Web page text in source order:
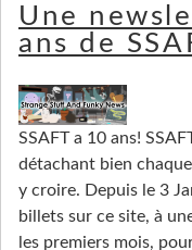
Une
ans de
SSAFT a 10 ans!
détachant bien
y croire. Depuis le 3
billets sur ce site, à
les premiers mois,